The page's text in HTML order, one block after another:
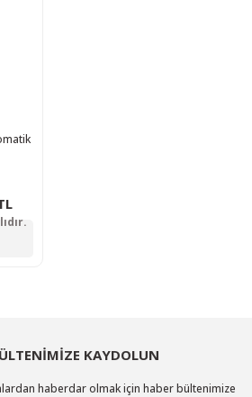
KAYDOLUN
haberdar olmak için haber bültenimize